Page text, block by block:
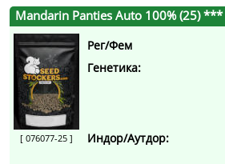
Mandarin Panties Auto 100% (25) ***
[ 076077-25 ]
Рег/Фем
Генетика:
Индор/Аутдор: